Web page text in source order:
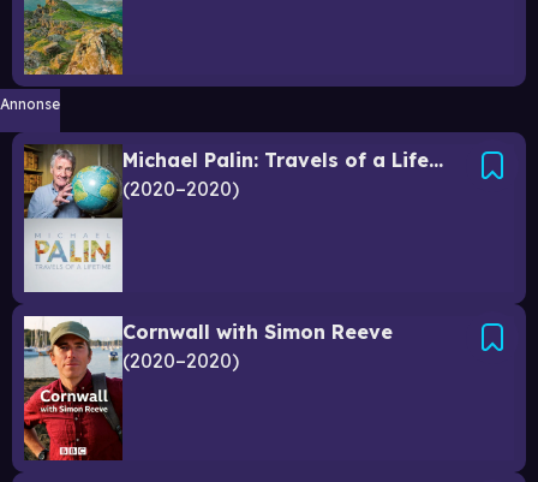
Annonse
Michael Palin: Travels of a Lifetime
2020–2020
Cornwall with Simon Reeve
2020–2020